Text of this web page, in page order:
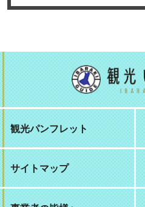
観光パンフレット
サイトマップ